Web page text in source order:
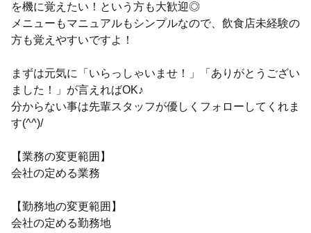
を機に覚えたい！という方も大歓迎◎
メニューもマニュアルもシンプルなので、飲食店未経験の
方も覚えやすいですよ！
まずは元気に「いらっしゃいませ！」「ありがとうござい
ました！」が言えればOK♪
分からない事は先輩スタッフが優しくフォローしてくれま
す(^^)/
【業務の変更範囲】
会社の定める業務
【勤務地の変更範囲】
会社の定める勤務地